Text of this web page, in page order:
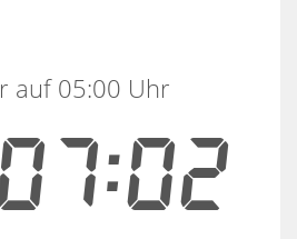
auf 05:00 Uhr